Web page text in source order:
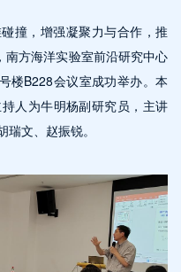
撞，增强凝聚力与合作，推
方海洋实验室前沿研究中心
楼B228会议室成功举办。本
人为牛明杨副研究员，主讲
文、赵振锐。